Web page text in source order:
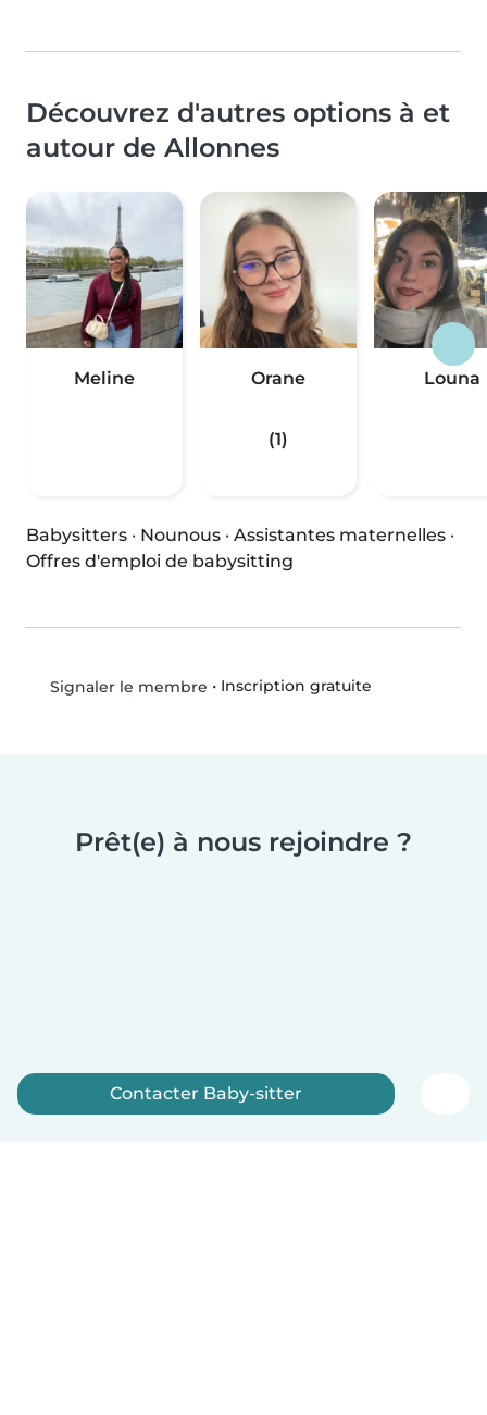
Découvrez d'autres options à et
autour de Allonnes
Meline Orane
(1)
Louna
Babysitters · Nounous · Assistantes maternelles ·
Offres d'emploi de babysitting
Signaler le membre • Inscription gratuite
Prêt(e) à nous rejoindre ?
Contacter Baby-sitter